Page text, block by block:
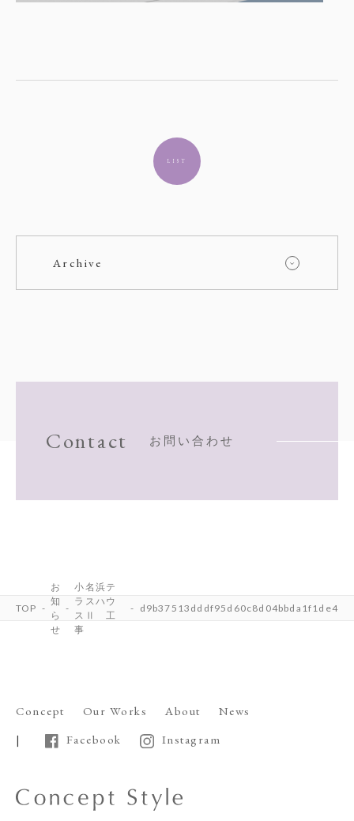
LIST
Contact お問い合わせ
TOP
お
知
ら
せ
小名浜テ
ラスハウ
スⅡ 工
事
d9b37513dddf95d60c8d04bbda1f1de4
Concept Our Works About
News
Facebook
Instagram